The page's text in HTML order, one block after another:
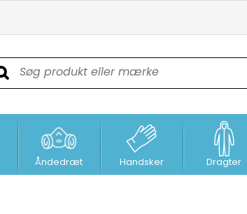
Åndedræt Handsker Dragter